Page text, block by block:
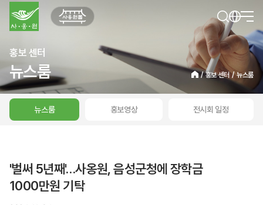
홍보 센터
뉴스룸 / 홍보 센터 / 뉴스룸
뉴스룸 홍보영상 전시회 일정
'벌써 5년째'…사옹원, 음성군청에 장학금
1000만원 기탁